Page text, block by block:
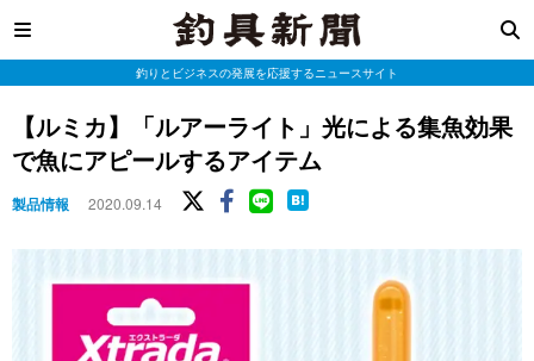
釣りとビジネスの発展を応援するニュースサイト
【ルミカ】「ルアーライト」光による集魚効果
で魚にアピールするアイテム
製品情報 2020.09.14